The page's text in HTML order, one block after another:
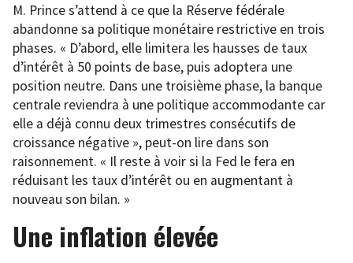
M. Prince s’attend à ce que la Réserve fédérale
abandonne sa politique monétaire restrictive en trois
phases. « D’abord, elle limitera les hausses de taux
d’intérêt à 50 points de base, puis adoptera une
position neutre. Dans une troisième phase, la banque
centrale reviendra à une politique accommodante car
elle a déjà connu deux trimestres consécutifs de
croissance négative », peut-on lire dans son
raisonnement. « Il reste à voir si la Fed le fera en
réduisant les taux d’intérêt ou en augmentant à
nouveau son bilan. »
Une inflation élevée